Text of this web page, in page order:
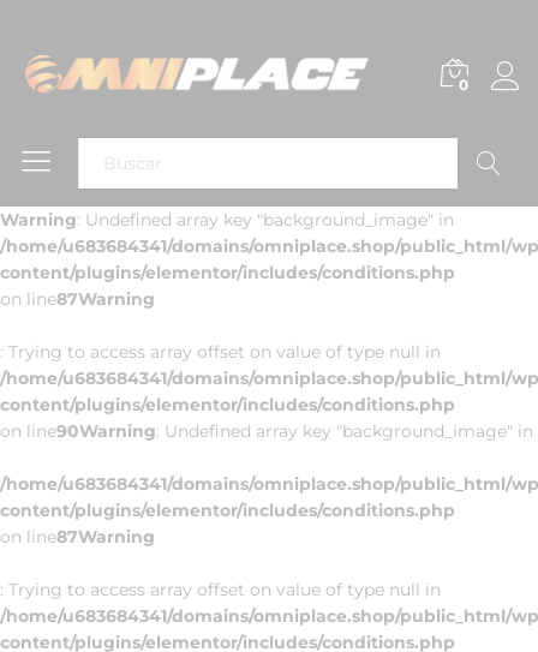
0
Buscar
Warning: Undefined array key "background_image" in
/home/u683684341/domains/omniplace.shop/public_html/
content/plugins/elementor/includes/conditions.php
on line87Warning
: Trying to access array offset on value of type null in
/home/u683684341/domains/omniplace.shop/public_html/
content/plugins/elementor/includes/conditions.php
on line90Warning: Undefined array key "background_image" in
/home/u683684341/domains/omniplace.shop/public_html/
content/plugins/elementor/includes/conditions.php
on line87Warning
: Trying to access array offset on value of type null in
/home/u683684341/domains/omniplace.shop/public_html/
content/plugins/elementor/includes/conditions.php